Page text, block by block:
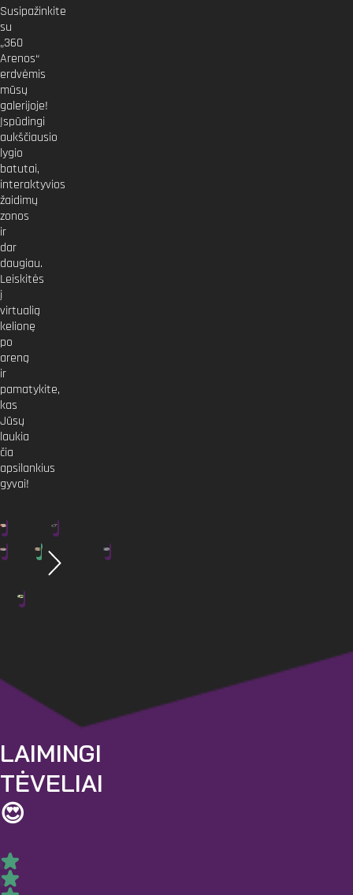
Susipažinkite
su
„360
Arenos“
erdvėmis
mūsų
galerijoje!
Įspūdingi
aukščiausio
lygio
batutai,
interaktyvios
žaidimų
zonos
ir
dar
daugiau.
Leiskitės
į
virtualią
kelionę
po
areną
ir
pamatykite,
kas
Jūsų
laukia
čia
apsilankius
gyvai!
LAIMINGI
TĖVELIAI
😍